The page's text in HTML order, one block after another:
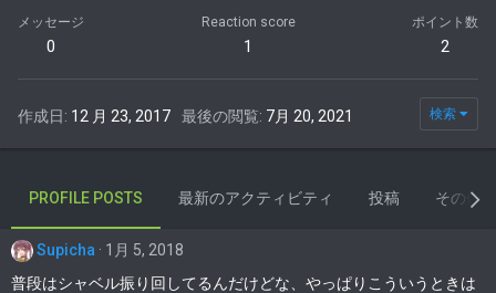
メッセージ
0
Reaction score
1
ポイント数
2
作成日 12 月 23, 2017 最後の閲覧 7月 20, 2021 検索
PROFILE POSTS 最新のアクティビティ 投稿 その他
Supicha
1月 5, 2018
普段はシャベル振り回してるんだけどな、やっぱりこういうときは